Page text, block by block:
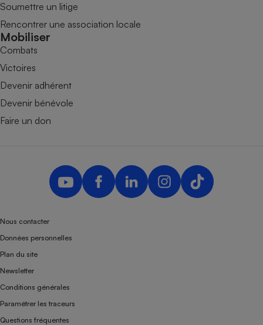
Soumettre un litige
Rencontrer une association locale
Mobiliser
Combats
Victoires
Devenir adhérent
Devenir bénévole
Faire un don
Nous contacter
Données personnelles
Plan du site
Newsletter
Conditions générales
Paramétrer les traceurs
Questions fréquentes